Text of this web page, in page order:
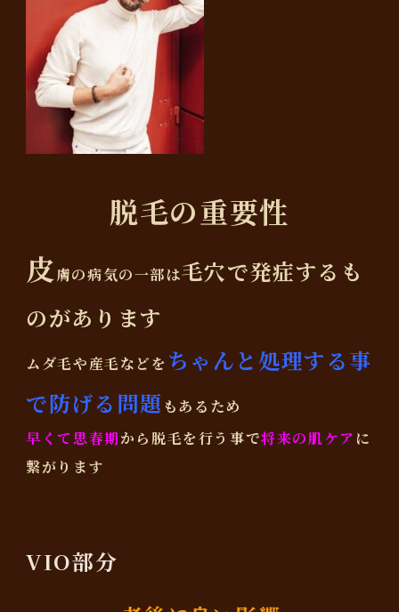
脱毛の重要性
皮膚の病気の一部は毛穴で発症するも
のがあります
ムダ毛や産毛などを ちゃんと処理する事
で防げる問題 もあるため
早くて思春期から脱毛を行う事で将来の肌ケアに
繋がります
VIO部分